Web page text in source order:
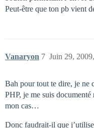
Peut-être que ton pb vient
Vanaryon Juin 29,
7
Bah pour tout te dire, je ne
PHP, je me suis
mon cas…
Donc faudrait-il que